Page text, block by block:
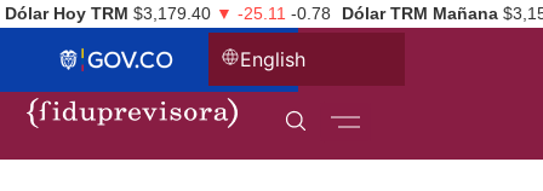
Dólar Hoy TRM $3,179.40 ▼ -25.11 -0.78 Dólar TRM Mañana
English